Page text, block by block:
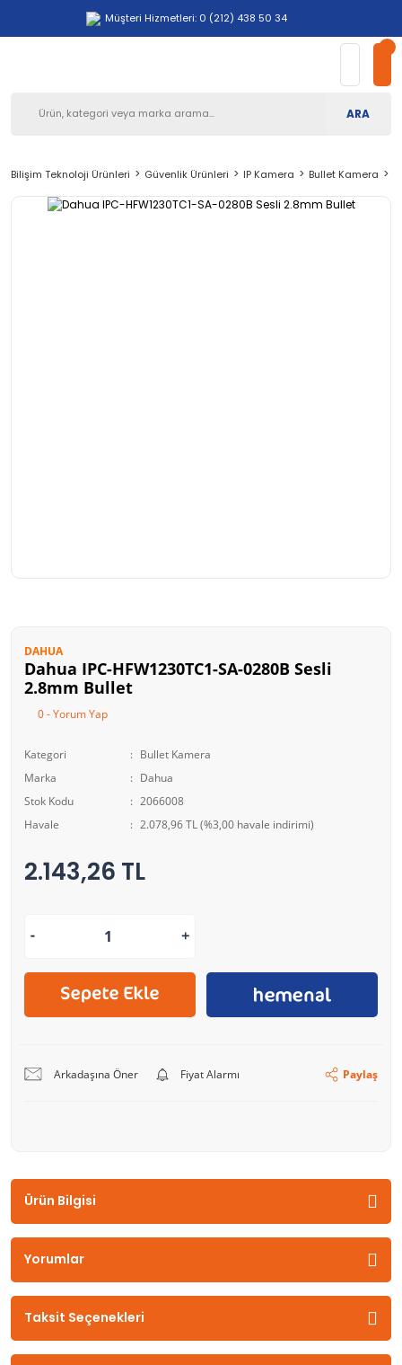
Müşteri Hizmetleri: 0 (212) 438 50 34
ARA
Bilişim Teknoloji Ürünleri Güvenlik Ürünleri IP Kamera Bullet Kamera
DAHUA
Dahua IPC-HFW1230TC1-SA-0280B Sesli
2.8mm Bullet
0 - Yorum Yap
Kategori
Bullet Kamera
Marka
Dahua
Stok Kodu
2066008
Havale
2.078,96 TL (%3,00 havale indirimi)
2.143,26 TL
Arkadaşına Öner Fiyat Alarmı Paylaş
Ürün Bilgisi
Yorumlar
Taksit Seçenekleri